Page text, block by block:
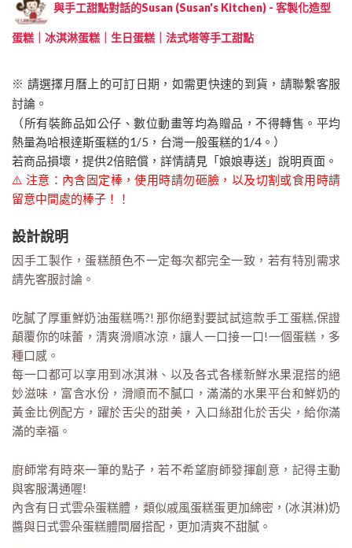
與手工甜點對話的Susan (Susan's Kitchen) - 客製化造型
蛋糕｜冰淇淋蛋糕｜生日蛋糕｜法式塔等手工甜點
※ 請選擇月曆上的可訂日期，如需更快速的到貨，請聯繫客服
討論。
（所有裝飾品如公仔、數位動畫等均為贈品，不得轉售。平均
熱量為哈根達斯蛋糕的1/5，台灣一般蛋糕的1/4。）
若商品損壞，提供2倍賠償，詳情請見「娘娘專送」說明頁面。
⚠️ 注意：內含固定棒，使用時請勿砸臉，以及切割或食用時請
留意中間處的棒子！！
設計說明
因手工製作，蛋糕顏色不一定每次都完全一致，若有特別需求
請先客服討論。
吃膩了厚重鮮奶油蛋糕嗎?! 那你絕對要試試這款手工蛋糕,保證
顛覆你的味蕾，清爽滑順冰涼，讓人一口接一口!一個蛋糕，多
種口感。
每一口都可以享用到冰淇淋、以及各式各樣新鮮水果混搭的絕
妙滋味，富含水份，滑順而不膩口，滿滿的水果平台和鮮奶的
黃金比例配方，躍於舌尖的甜美，入口絲甜化於舌尖，給你滿
滿的幸福。
廚師常有時來一筆的點子，若不希望廚師發揮創意，記得主動
與客服溝通喔!
內含有日式雲朵蛋糕體，類似戚風蛋糕蛋更加綿密，(冰淇淋)奶
醬與日式雲朵蛋糕體間層搭配，更加清爽不甜膩。